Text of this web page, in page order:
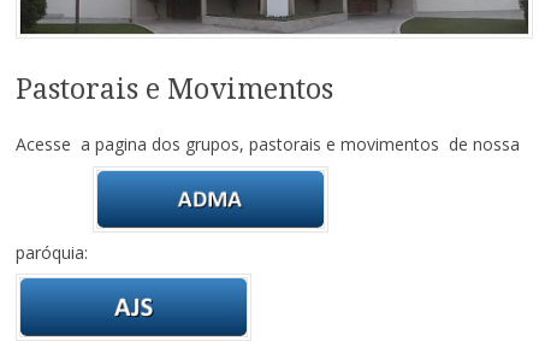
Pastorais e Movimentos
Acesse a pagina dos grupos, pastorais e movimentos de nossa
paróquia: